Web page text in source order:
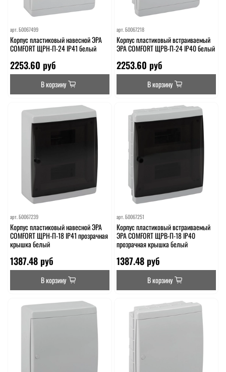
арт.Б0067499
Корпус пластиковый навесной ЭРА
COMFORT ЩРН-П-24 IP41 белый
2253.60 руб
В корзину
арт.Б0067218
Корпус пластиковый встраиваемый
ЭРА COMFORT ЩРВ-П-24 IP40 белый
2253.60 руб
В корзину
арт.Б0067239
Корпус пластиковый навесной ЭРА
COMFORT ЩРН-П-18 IP41 прозрачная
крышка белый
1387.48 руб
В корзину
арт. Б0067251
Корпус пластиковый встраиваемый
ЭРА COMFORT ЩРВ-П-18 IP40
прозрачная крышка белый
1387.48 руб
В корзину